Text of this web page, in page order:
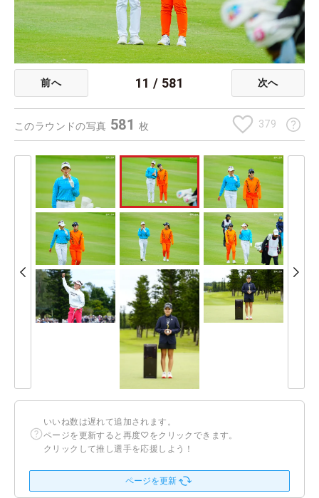
前へ 11 / 581 次へ
このラウンドの写真 581 枚 379
いいね数は遅れて追加されます。
ページを更新すると再度♡をクリックできます。
クリックして推し選手を応援しよう！
ページを更新